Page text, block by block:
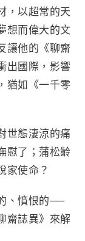
，以超常的天
想而偉大的文
讓他的《聊齋
出國際，影響
猶如《一千零
世態淒涼的痛
慰了；蒲松齡
家使命？
、憤恨的──
齋誌異》來解